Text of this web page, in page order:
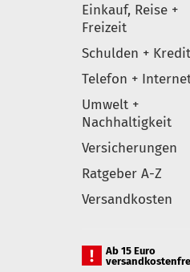
Einkauf, Reise +
Freizeit
Schulden + Kredit
Telefon +
Umwelt +
Nachhaltigkeit
Versicherungen
Ratgeber A-Z
Versandkosten
Ab 15 Euro